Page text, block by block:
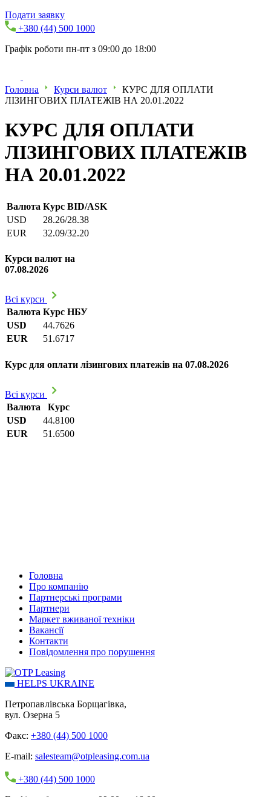
Подати заявку
+380 (44) 500 1000
Графік роботи пн-пт з 09:00 до 18:00
Головна Курси валют
КУРС ДЛЯ ОПЛАТИ
ЛІЗИНГОВИХ ПЛАТЕЖІВ НА 20.01.2022
КУРС ДЛЯ ОПЛАТИ
ЛІЗИНГОВИХ ПЛАТЕЖІВ
НА 20.01.2022
Валюта Курс BID/ASK
USD
28.26/28.38
EUR
32.09/32.20
Курси валют на
07.08.2026
Всі курси
Валюта Курс НБУ
USD
44.7626
EUR
51.6717
Курс для оплати лізингових платежів на 07.08.2026
Всі курси
Валюта
Курс
USD
44.8100
EUR
51.6500
Головна
Про компанію
Партнерські програми
Партнери
Маркет вживаної техніки
Вакансії
Контакти
Повідомлення про порушення
HELPS UKRAINE
Петропавлівська Борщагівка,
вул. Озерна 5
Факс: +380 (44) 500 1000
E-mail: salesteam@otpleasing.com.ua
+380 (44) 500 1000